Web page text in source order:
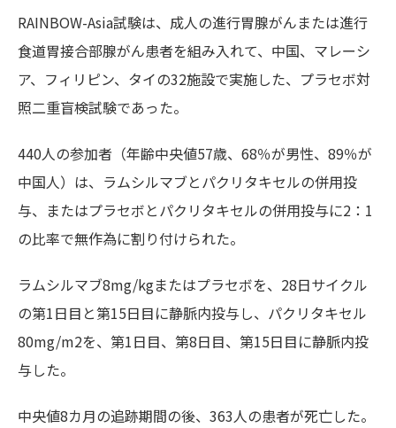
RAINBOW-Asia試験は、成人の進行胃腺がんまたは進行
食道胃接合部腺がん患者を組み入れて、中国、マレーシ
ア、フィリピン、タイの32施設で実施した、プラセボ対
照二重盲検試験であった。
440人の参加者（年齢中央値57歳、68％が男性、89％が
中国人）は、ラムシルマブとパクリタキセルの併用投
与、またはプラセボとパクリタキセルの併用投与に2：1
の比率で無作為に割り付けられた。
ラムシルマブ8mg/kgまたはプラセボを、28日サイクル
の第1日目と第15日目に静脈内投与し、パクリタキセル
80mg/m2を、第1日目、第8日目、第15日目に静脈内投
与した。
中央値8カ月の追跡期間の後、363人の患者が死亡した。